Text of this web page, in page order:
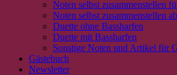
Noten selbst zusammenstellen
Noten selbst zusammenstellen
Duette ohne Bassharfen
Duette mit Bassharfen
Sonstige Noten und Artikel für
Gästebuch
Newsletter